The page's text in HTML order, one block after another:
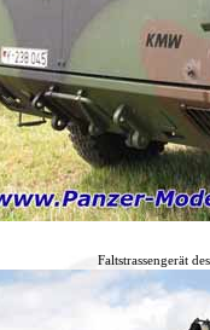
Faltstrassengerät